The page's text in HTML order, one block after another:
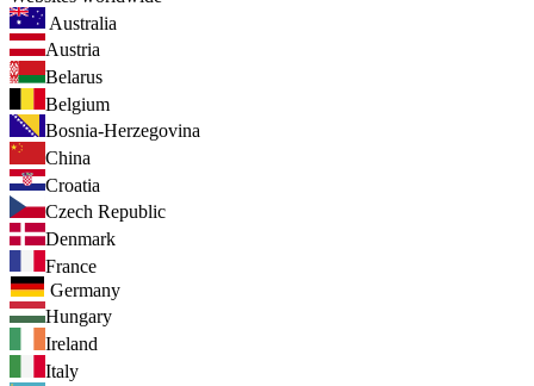
Australia
Austria
Belarus
Belgium
Bosnia-Herzegovina
China
Croatia
Czech Republic
Denmark
France
Germany
Hungary
Ireland
Italy